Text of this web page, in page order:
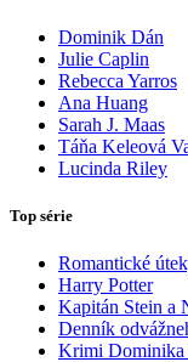
Dominik Dán
Julie Caplin
Rebecca Yarros
Ana Huang
Sarah J. Maas
Táňa Keleová
Lucinda Riley
Top série
Romantické
Harry Potter
Kapitán Stein a
Denník
Krimi Dominika